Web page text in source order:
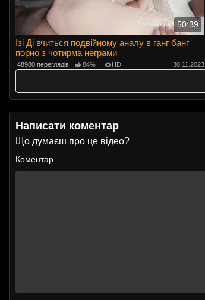
50:39
Ізі Ді вчиться подвійному аналу в ганг банг
порно з чотирма неграми
48980 переглядів 84% HD 30.11.2023
Написати коментар
Що думаєш про це відео?
Коментар